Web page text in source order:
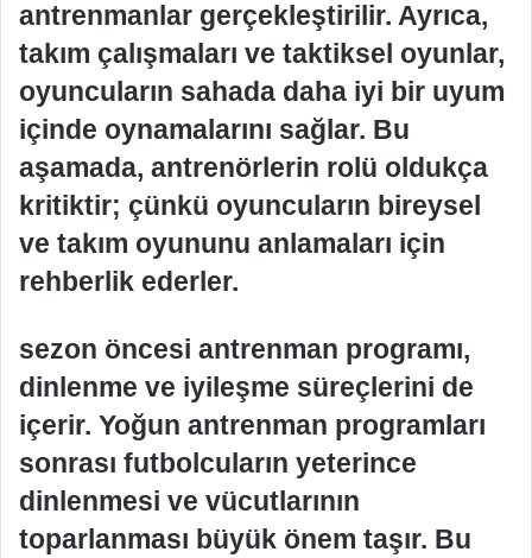
antrenmanlar gerçekleştirilir. Ayrıca,
takım çalışmaları ve taktiksel oyunlar,
oyuncuların sahada daha iyi bir uyum
içinde oynamalarını sağlar. Bu
aşamada, antrenörlerin rolü oldukça
kritiktir; çünkü oyuncuların bireysel
ve takım oyununu anlamaları için
rehberlik ederler.
sezon öncesi antrenman programı,
dinlenme ve iyileşme süreçlerini de
içerir. Yoğun antrenman programları
sonrası futbolcuların yeterince
dinlenmesi ve vücutlarının
toparlanması büyük önem taşır. Bu